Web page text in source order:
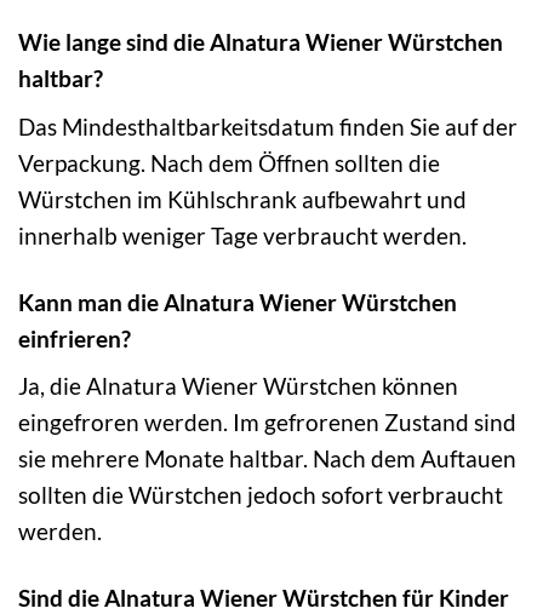
Wie lange sind die Alnatura Wiener Würstchen
haltbar?
Das Mindesthaltbarkeitsdatum finden Sie auf der
Verpackung. Nach dem Öffnen sollten die
Würstchen im Kühlschrank aufbewahrt und
innerhalb weniger Tage verbraucht werden.
Kann man die Alnatura Wiener Würstchen
einfrieren?
Ja, die Alnatura Wiener Würstchen können
eingefroren werden. Im gefrorenen Zustand sind
sie mehrere Monate haltbar. Nach dem Auftauen
sollten die Würstchen jedoch sofort verbraucht
werden.
Sind die Alnatura Wiener Würstchen für Kinder